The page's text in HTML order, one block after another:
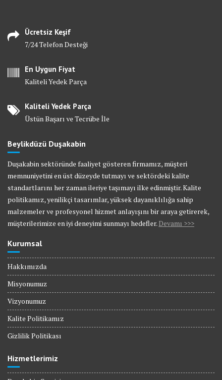
Ücretsiz Keşif
7/24 Telefon Desteği
En Uygun Fiyat
Kaliteli Yedek Parça
Kaliteli Yedek Parça
Üstün Başarı ve Tecrübe İle
Beylikdüzü Duşakabin
Duşakabin sektöründe faaliyet gösteren firmamız, müşteri
memnuniyetini en üst düzeyde tutmayı ve sektördeki kalite
standartlarını her zaman ileriye taşımayı ilke edinmiştir. Kalite
politikamız, yenilikçi tasarımlar, yüksek dayanıklılığa sahip
malzemeler ve profesyonel hizmet anlayışını bir araya getirerek,
müşterilerimize en iyi deneyimi sunmayı hedefler. Devamı >>>
Kurumsal
Hakkımızda
Misyonumuz
Vizyonumuz
Kalite Politikamız
Gizlilik Politikası
Hizmetlerimiz